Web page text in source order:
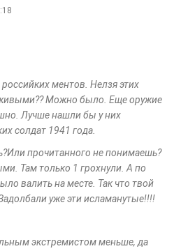
российких ментов. Нелзя этих
Можно было. Еще оружие
Лучше нашли бы у них
солдат 1941 года.
прочитанного не понимаешь?
Там только 1 грохнули. А по
валить на месте. Так что твой
уже эти исламанутые!!!!
экстремистом меньше, да